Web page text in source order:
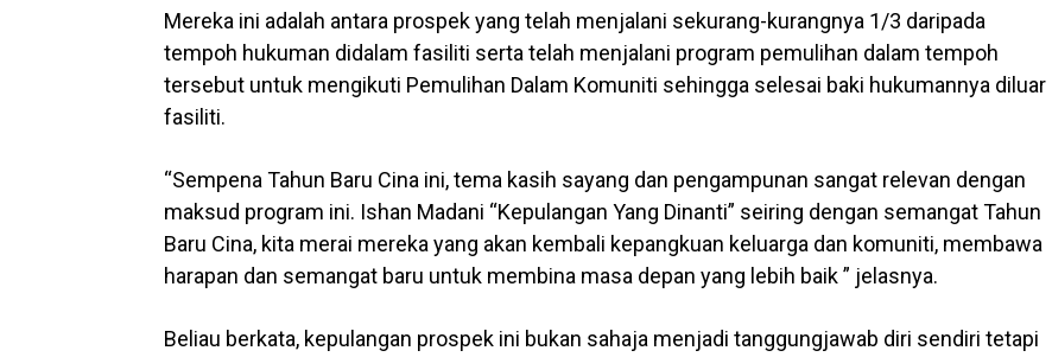
Mereka ini adalah antara prospek yang telah menjalani sekurang-kurangnya 1/3 daripada
tempoh hukuman didalam fasiliti serta telah menjalani program pemulihan dalam tempoh
tersebut untuk mengikuti Pemulihan Dalam Komuniti sehingga selesai baki hukumannya diluar
fasiliti.
“Sempena Tahun Baru Cina ini, tema kasih sayang dan pengampunan sangat relevan dengan
maksud program ini. Ishan Madani “Kepulangan Yang Dinanti” seiring dengan semangat Tahun
Baru Cina, kita merai mereka yang akan kembali kepangkuan keluarga dan komuniti, membawa
harapan dan semangat baru untuk membina masa depan yang lebih baik ” jelasnya.
Beliau berkata, kepulangan prospek ini bukan sahaja menjadi tanggungjawab diri sendiri tetapi